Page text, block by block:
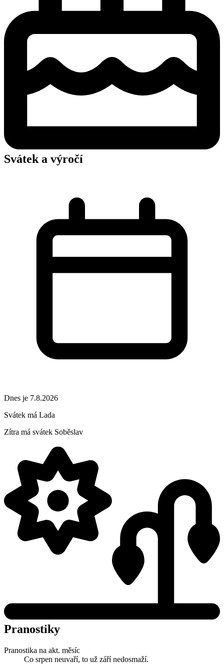
Svátek a výročí
Dnes je 7.8.2026
Svátek má Lada
Zítra má svátek Soběslav
Pranostiky
Pranostika na akt. měsíc
Co srpen neuvaří, to už září nedosmaží.